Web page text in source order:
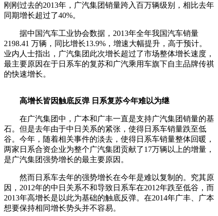
刚刚过去的2013年，广汽集团销量跨入百万辆级别，相比去年
同期增长超过了40%。
据中国汽车工业协会数据，2013年全年我国汽车销量
2198.41 万辆，同比增长13.9%，增速大幅提升，高于预计。
业内人士指出，广汽集团此次增长超过了市场整体增长速度，
最主要原因在于日系车的复苏和广汽乘用车旗下自主品牌传祺
的快速增长。
高增长皆因触底反弹 日系复苏今年难以为继
在广汽集团中，广本和广丰一直是支持广汽集团销量的基
石。但是去年由于中日关系的紧张，使得日系车销量跌至低
谷。今年，随着相关事件的淡去，使得日系车销量整体回暖，
两家日系合资企业为整个广汽集团贡献了17万辆以上的增量，
是广汽集团强势增长的最主要原因。
然而日系车去年的强势增长在今年是难以复制的。究其原
因，2012年的中日关系不和导致日系车在2012年跌至低谷，而
2013年高增长是以此为基础的触底反弹。在2014年广丰、广本
想要保持相同增长势头并不容易。